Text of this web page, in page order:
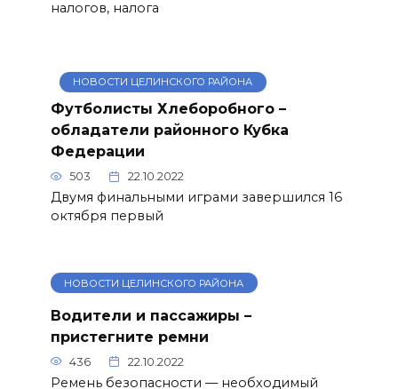
налогов, налога
НОВОСТИ ЦЕЛИНСКОГО РАЙОНА
Футболисты Хлеборобного –
обладатели районного Кубка
Федерации
503 22.10.2022
Двумя финальными играми завершился 16
октября первый
НОВОСТИ ЦЕЛИНСКОГО РАЙОНА
Водители и пассажиры –
пристегните ремни
436 22.10.2022
Ремень безопасности — необходимый